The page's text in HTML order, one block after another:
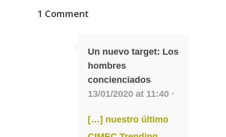
1 Comment
Un nuevo target: Los
hombres
concienciados
13/01/2020 at 11:40 ·
[…] nuestro último